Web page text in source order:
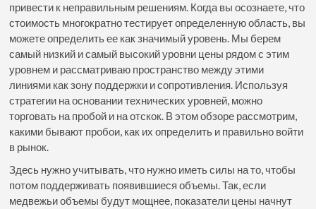
привести к неправильным решениям. Когда вы осознаете, что
стоимость многократно тестирует определенную область, вы
можете определить ее как значимый уровень. Мы берем
самый низкий и самый высокий уровни цены рядом с этим
уровнем и рассматриваю пространство между этими
линиями как зону поддержки и сопротивления. Используя
стратегии на основании технических уровней, можно
торговать на пробой и на отскок. В этом обзоре рассмотрим,
какими бывают пробои, как их определить и правильно войти
в рынок.
Здесь нужно учитывать, что нужно иметь силы на то, чтобы
потом поддерживать появившиеся объемы. Так, если
медвежьи объемы будут мощнее, показатели цены начнут